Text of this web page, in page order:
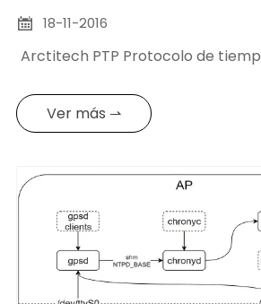
 18-11-2016
Arctitech PTP Protocolo de
Ver más ⇀